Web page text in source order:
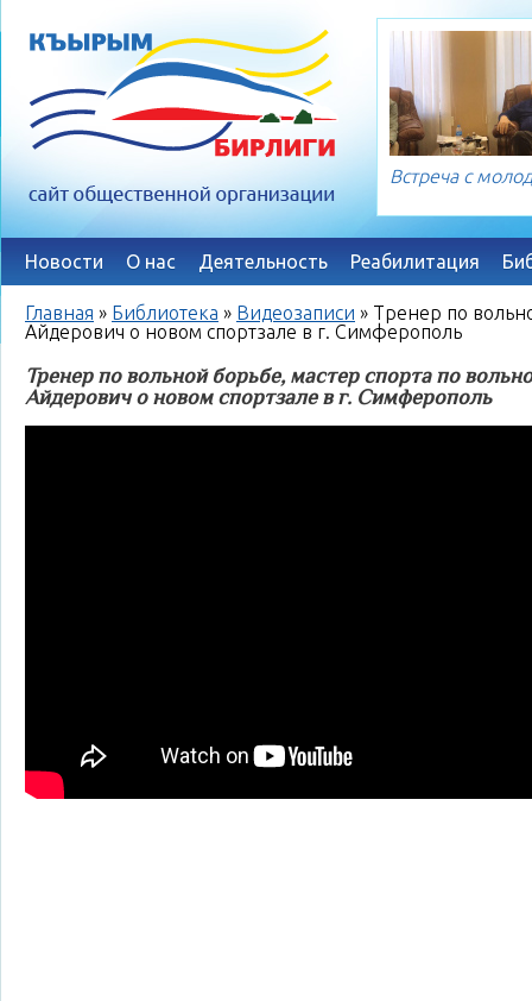
Встреча с
Новости О нас Деятельность Реабилитация
Главная » Библиотека » Видеозаписи » Тренер по
Айдерович о новом спортзале в г. Симферополь
Тренер по вольной борьбе, мастер спорта по
Айдерович о новом спортзале в г. Симферополь